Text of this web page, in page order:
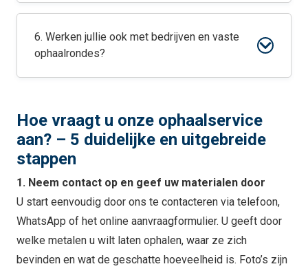
6. Werken jullie ook met bedrijven en vaste
ophaalrondes?
Hoe vraagt u onze ophaalservice
aan? – 5 duidelijke en uitgebreide
stappen
1. Neem contact op en geef uw materialen door
U start eenvoudig door ons te contacteren via telefoon,
WhatsApp of het online aanvraagformulier. U geeft door
welke metalen u wilt laten ophalen, waar ze zich
bevinden en wat de geschatte hoeveelheid is. Foto’s zijn